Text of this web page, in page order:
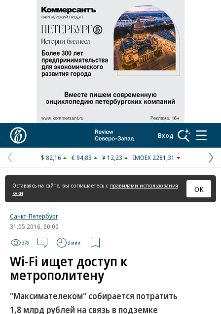
Вход
Предыдущая
страница
$ 82,16 € 94,83 ¥ 12,23 IMOEX 2281,31
Оставаясь на сайте, вы соглашаетесь с правилами использования
куки
ОК
Санкт-Петербург
31.05.2016, 00:00
376 3 мин.
Wi-Fi ищет доступ к
метрополитену
"Максимателеком" собирается потратить
1,8 млрд рублей на связь в подземке